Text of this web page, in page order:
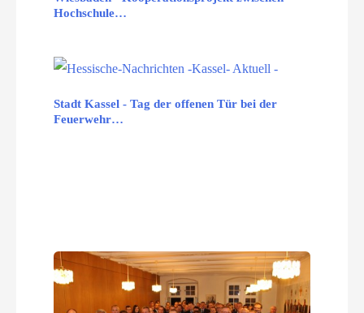
Hochschule…
Stadt Kassel - Tag der offenen Tür bei der
Feuerwehr…